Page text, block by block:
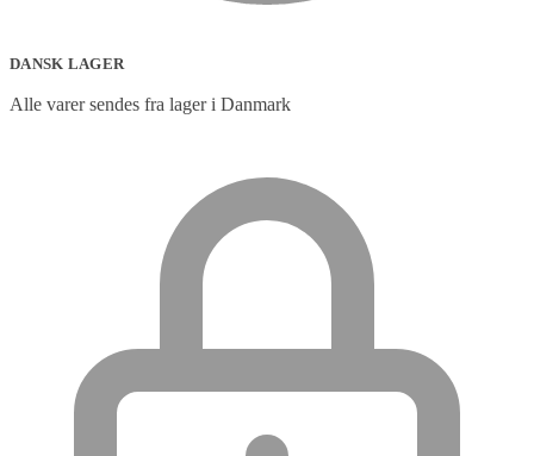
DANSK LAGER
Alle varer sendes fra lager i Danmark